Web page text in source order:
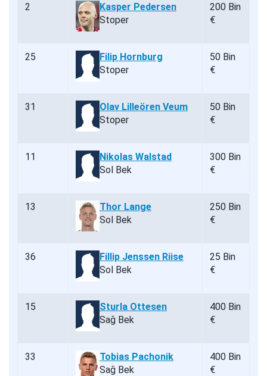
2
Kasper Pedersen
Stoper
200 Bin
€
25
Filip Hornburg
Stoper
50 Bin
€
31
Olav Lilleören Veum
Stoper
50 Bin
€
11
Nikolas Walstad
Sol Bek
300 Bin
€
13
Thor Lange
Sol Bek
250 Bin
€
36
Fillip Jenssen Riise
Sol Bek
25 Bin
€
15
Sturla Ottesen
Sağ Bek
400 Bin
€
33
Tobias Pachonik
Sağ Bek
400 Bin
€